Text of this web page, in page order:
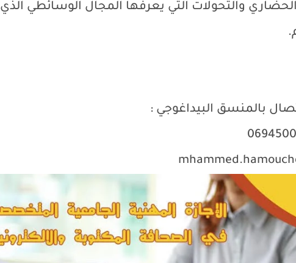
والتحولات التي يعرفها المجال الوسائطي الذي
بالمنسق البيداغوجي :